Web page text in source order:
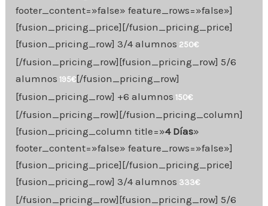
footer_content=»false» feature_rows=»false»]
[fusion_pricing_price][/fusion_pricing_price]
[fusion_pricing_row] 3/4 alumnos 250€
[/fusion_pricing_row][fusion_pricing_row] 5/6
alumnos 195€[/fusion_pricing_row]
[fusion_pricing_row] +6 alumnos 150€
[/fusion_pricing_row][/fusion_pricing_column]
[fusion_pricing_column title=»4 Días»
footer_content=»false» feature_rows=»false»]
[fusion_pricing_price][/fusion_pricing_price]
[fusion_pricing_row] 3/4 alumnos 333€
[/fusion_pricing_row][fusion_pricing_row] 5/6